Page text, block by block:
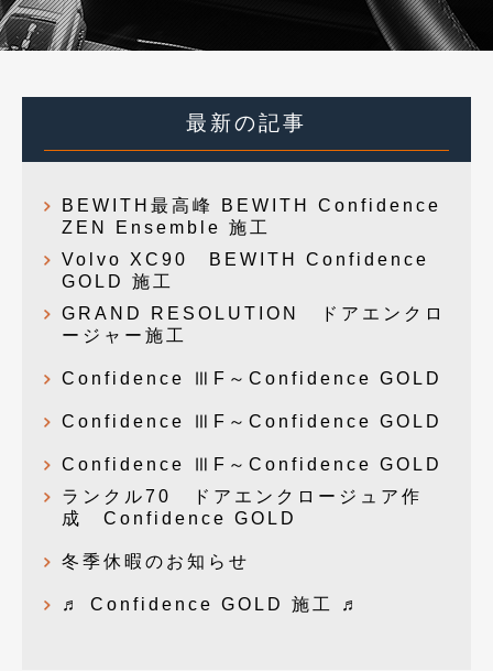
最新の記事
BEWITH最高峰 BEWITH Confidence
ZEN Ensemble 施工
Volvo XC90 BEWITH Confidence
GOLD 施工
GRAND RESOLUTION ドアエンクロ
ージャー施工
Confidence ⅢF～Confidence GOLD
Confidence ⅢF～Confidence GOLD
Confidence ⅢF～Confidence GOLD
ランクル70 ドアエンクロージュア作
成 Confidence GOLD
冬季休暇のお知らせ
♬ Confidence GOLD 施工 ♬